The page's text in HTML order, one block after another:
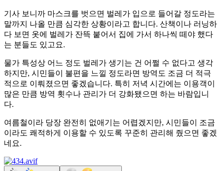
기사 보니까 마스크를 벗으면 벌레가 입으로 들어갈 정도라는
말까지 나올 만큼 심각한 상황이라고 합니다. 산책이나 러닝하
다 보면 옷에 벌레가 잔뜩 붙어서 집에 가서 하나씩 떼야 했다
는 분들도 있고요.
물가 특성상 어느 정도 벌레가 생기는 건 어쩔 수 없다고 생각
하지만, 시민들이 불편을 느낄 정도라면 방역도 조금 더 적극
적으로 이뤄졌으면 좋겠습니다. 특히 저녁 시간에는 이용객이
많은 만큼 방역 횟수나 관리가 더 강화됐으면 하는 바람입니
다.
여름철이라 당장 완전히 없애기는 어렵겠지만, 시민들이 조금
이라도 쾌적하게 이용할 수 있도록 꾸준히 관리해 줬으면 좋겠
네요.